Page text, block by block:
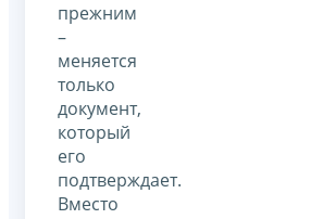
прежним
–
меняется
только
документ,
который
его
подтверждает.
Вместо